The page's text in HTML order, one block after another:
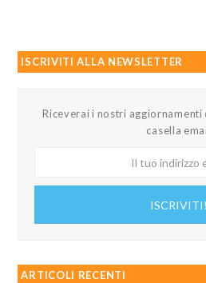
ISCRIVITI ALLA NEWSLETTER
Riceverai i nostri
casella
ISCRIVITI!
ARTICOLI RECENTI